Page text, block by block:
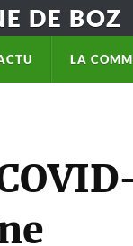
DE BOZ
LA